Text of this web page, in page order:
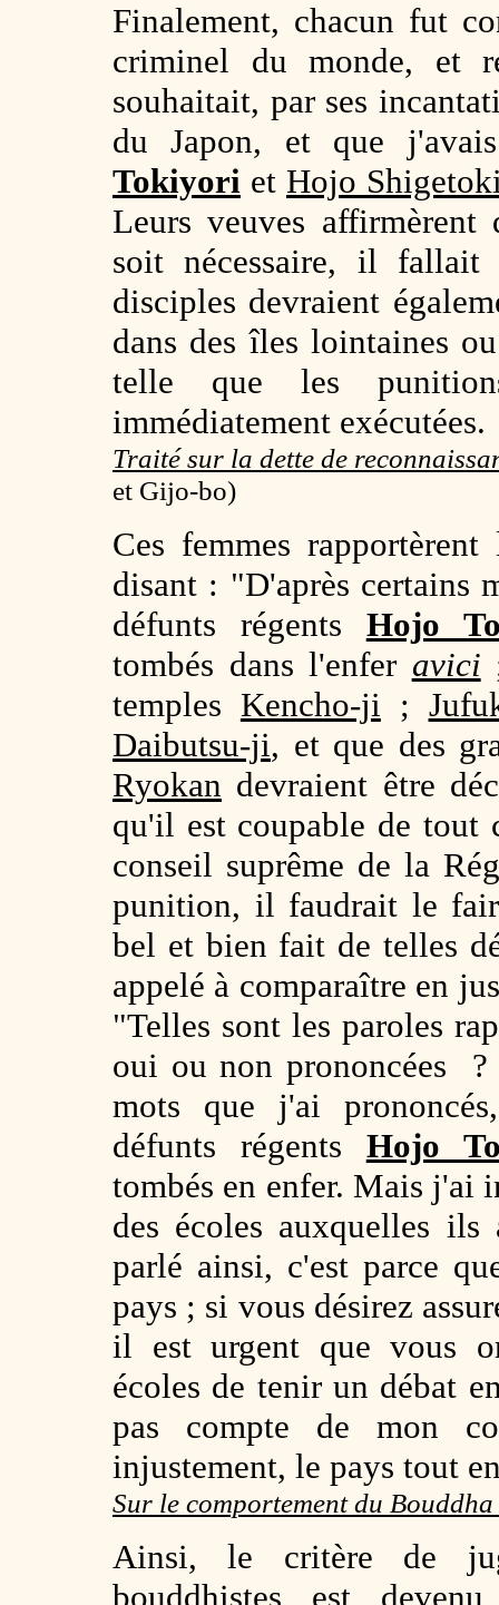
Finalement, chacun fut
criminel du monde, et
souhaitait, par ses
du Japon, et que
Tokiyori et Hojo
Leurs veuves affirmèrent
soit nécessaire, il
disciples devraient
dans des îles lointaines
telle que les
immédiatement exécutées.
Traité sur la dette de
et Gijo-bo)
Ces femmes
disant : "D'après certains
défunts régents Hojo
tombés dans l'enfer avici
temples Kencho-ji ;
Daibutsu-ji, et que des
Ryokan devraient être
qu'il est coupable de tout
conseil suprême de la
punition, il faudrait le
bel et bien fait de telles
appelé à comparaître en
"Telles sont les paroles
oui ou non prononcées
mots que j'ai
défunts régents Hojo
tombés en enfer. Mais j'ai
des écoles auxquelles
parlé ainsi, c'est parce
pays ; si vous désirez
il est urgent que vous
écoles de tenir un débat
pas compte de mon
injustement, le pays tout
Sur le comportement du Bouddha
Ainsi, le critère de
bouddhistes est